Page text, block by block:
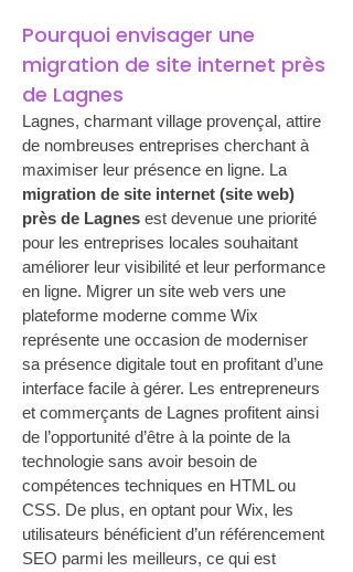
Pourquoi envisager une
migration de site internet près
de Lagnes
Lagnes, charmant village provençal, attire
de nombreuses entreprises cherchant à
maximiser leur présence en ligne. La
migration de site internet (site web)
près de Lagnes est devenue une priorité
pour les entreprises locales souhaitant
améliorer leur visibilité et leur performance
en ligne. Migrer un site web vers une
plateforme moderne comme Wix
représente une occasion de moderniser
sa présence digitale tout en profitant d’une
interface facile à gérer. Les entrepreneurs
et commerçants de Lagnes profitent ainsi
de l’opportunité d’être à la pointe de la
technologie sans avoir besoin de
compétences techniques en HTML ou
CSS. De plus, en optant pour Wix, les
utilisateurs bénéficient d’un référencement
SEO parmi les meilleurs, ce qui est